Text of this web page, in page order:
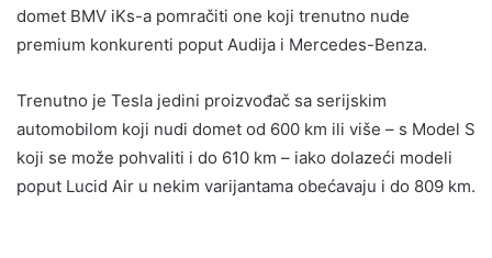
domet BMV iKs-a pomračiti one koji trenutno nude
premium konkurenti poput Audija i Mercedes-Benza.
Trenutno je Tesla jedini proizvođač sa serijskim
automobilom koji nudi domet od 600 km ili više – s Model S
koji se može pohvaliti i do 610 km – iako dolazeći modeli
poput Lucid Air u nekim varijantama obećavaju i do 809 km.